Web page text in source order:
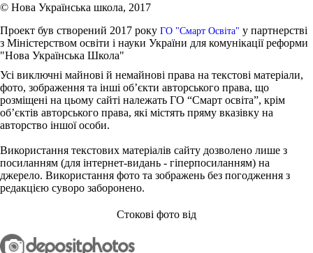
© Нова Українська школа, 2017
Проект був створений 2017 року ГО "Смарт Освіта" у партнерстві
з Міністерством освіти і науки України для комунікації реформи
"Нова Українська Школа"
Усі виключні майнові й немайнові права на текстові матеріали,
фото, зображення та інші об’єкти авторського права, що
розміщені на цьому сайті належать ГО “Смарт освіта”, крім
об’єктів авторського права, які містять пряму вказівку на
авторство іншої особи.
Використання текстових матеріалів сайту дозволено лише з
посиланням (для інтернет-видань - гіперпосиланням) на
джерело. Використання фото та зображень без погодження з
редакцією суворо заборонено.
Стокові фото від